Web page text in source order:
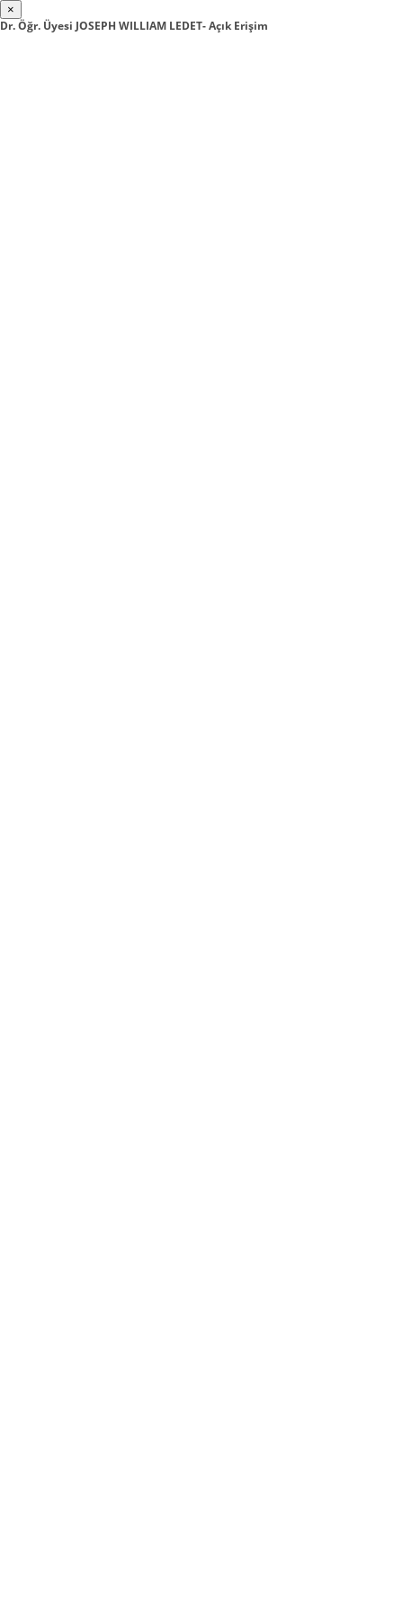
×
Dr. Öğr. Üyesi JOSEPH WILLIAM LEDET- Açık Erişim